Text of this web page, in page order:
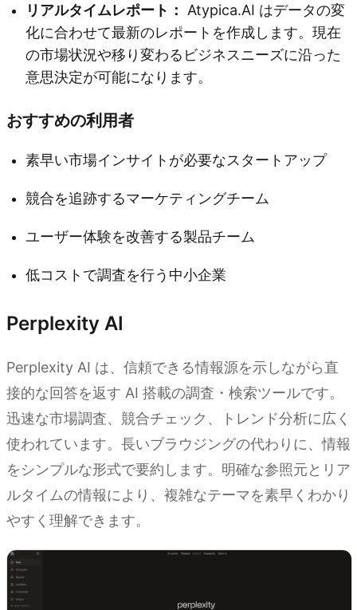
リアルタイムレポート： Atypica.AI はデータの変
化に合わせて最新のレポートを作成します。現在
の市場状況や移り変わるビジネスニーズに沿った
意思決定が可能になります。
おすすめの利用者
素早い市場インサイトが必要なスタートアップ
競合を追跡するマーケティングチーム
ユーザー体験を改善する製品チーム
低コストで調査を行う中小企業
Perplexity AI
Perplexity AI は、信頼できる情報源を示しながら直
接的な回答を返す AI 搭載の調査・検索ツールです。
迅速な市場調査、競合チェック、トレンド分析に広く
使われています。長いブラウジングの代わりに、情報
をシンプルな形式で要約します。明確な参照元とリア
ルタイムの情報により、複雑なテーマを素早くわかり
やすく理解できます。